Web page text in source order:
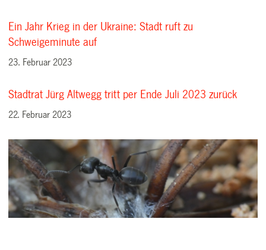
Ein Jahr Krieg in der Ukraine: Stadt ruft zu
Schweigeminute auf
23. Februar 2023
Stadtrat Jürg Altwegg tritt per Ende Juli 2023 zurück
22. Februar 2023